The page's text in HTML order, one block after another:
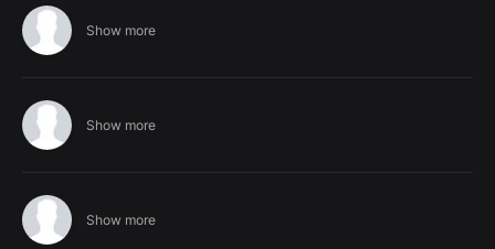
Show more
Show more
Show more